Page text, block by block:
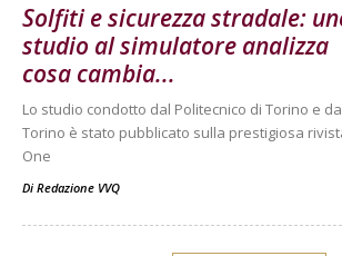
Solfiti e sicurezza stradale:
studio al simulatore analizza
cosa cambia...
Lo studio condotto dal Politecnico di Torino e
Torino è stato pubblicato sulla prestigiosa
One
Di Redazione VVQ